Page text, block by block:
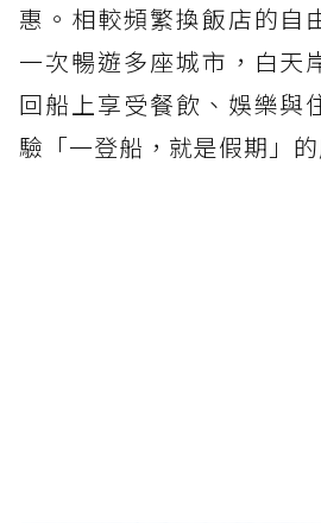
惠。相較頻繁換飯店的自
一次暢遊多座城市，白天
回船上享受餐飲、娛樂與
驗「一登船，就是假期」的